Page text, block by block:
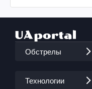
Обстрелы
Технологии